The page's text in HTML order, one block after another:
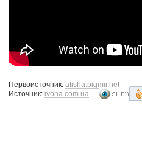
Первоисточник: afisha.bigmir.net
Источник: ivona.com.ua